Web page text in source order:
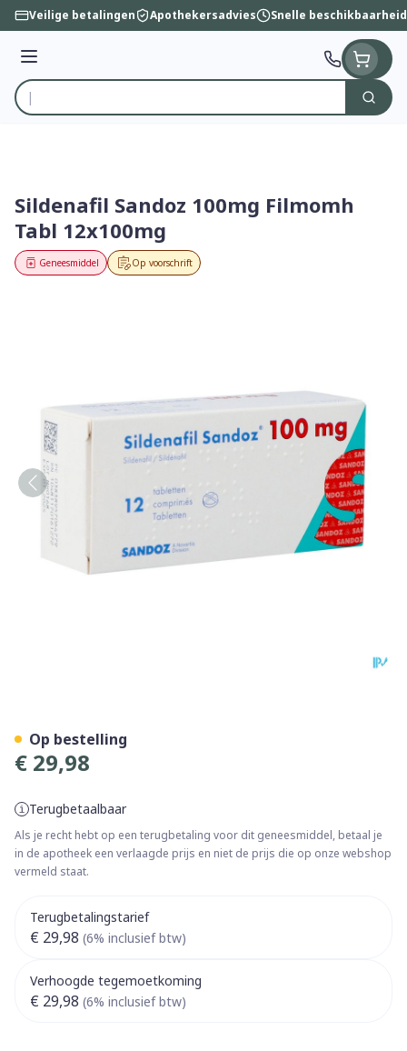
Ga naar de inhoud
Veilige betalingen Apothekersadvies Snelle beschikbaarheid
Menu
Product, merk, categorie...
Zoek
Sildenafil Sandoz 100mg Filmomh
Tabl 12x100mg
Op voorschrift
Geneesmiddel
€ 29,98
Terugbetaalbaar
Als je recht hebt op een terugbetaling voor dit geneesmiddel, betaal je
in de apotheek een verlaagde prijs en niet de prijs die op onze webshop
vermeld staat.
Terugbetalingstarief
€ 29,98 (6% inclusief btw)
Verhoogde tegemoetkoming
€ 29,98 (6% inclusief btw)
Op bestelling